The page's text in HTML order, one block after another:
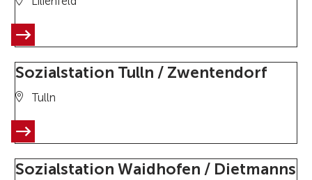
Sozialstation Tulln / Zwentendorf
Tulln
Sozialstation Waidhofen / Dietmanns